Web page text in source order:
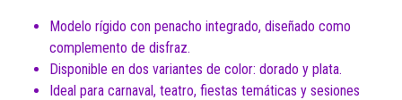
Modelo rígido con penacho integrado, diseñado como
complemento de disfraz.
Disponible en dos variantes de color: dorado y plata.
Ideal para carnaval, teatro, fiestas temáticas y sesiones